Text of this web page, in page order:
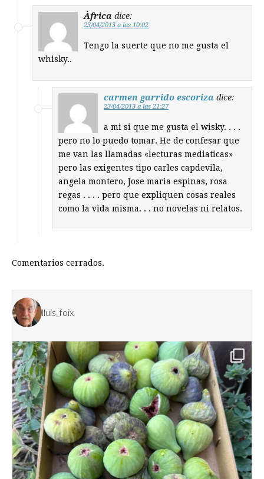
Àfrica dice:
23/04/2013 a las 10:02
Tengo la suerte que no me gusta el
whisky..
carmen garrido escoriza dice:
23/04/2013 a las 21:27
a mi si que me gusta el wisky. . . .
pero no lo puedo tomar. He de confesar que
me van las llamadas «lecturas mediaticas»
pero las exigentes tipo carles capdevila,
angela montero, Jose maria espinas, rosa
regas . . . . pero que expliquen cosas reales
como la vida misma. . . no novelas ni relatos.
Comentarios cerrados.
lluis_foix